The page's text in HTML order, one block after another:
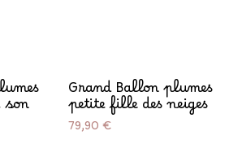
son
Grand Ballon plumes
petite fille des neiges
Prix
79,90 €